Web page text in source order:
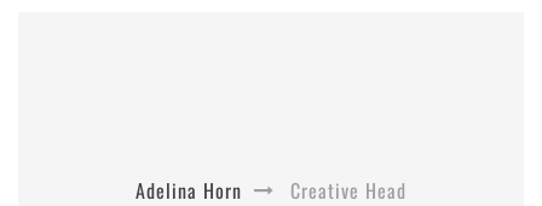
Adelina Horn Creative Head